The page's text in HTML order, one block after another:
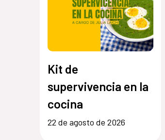
Kit de
supervivencia en la
cocina
22 de agosto de 2026